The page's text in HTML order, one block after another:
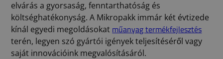
elvárás a gyorsaság, fenntarthatóság és
költséghatékonyság. A Mikropakk immár két évtizede
kínál egyedi megoldásokat műanyag termékfejlesztés
terén, legyen szó gyártói igények teljesítéséről vagy
saját innovációink megvalósításáról.